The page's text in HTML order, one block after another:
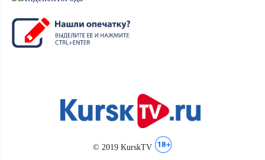
© 2019 KurskTV